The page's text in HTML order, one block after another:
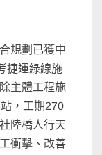
規劃已獲中
捷運綠線施
主體工程施
，工期270
陸橋人行天
衝擊、改善